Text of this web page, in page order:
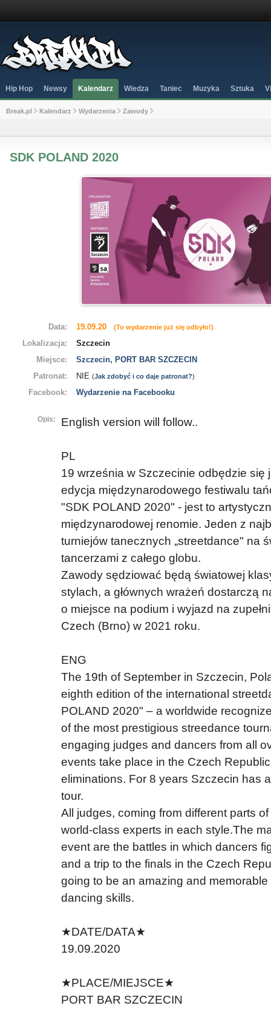
Hip Hop Newsy Kalendarz Wiedza Taniec Muzyka Sztuka
Break.pl Kalendarz Wydarzenia Zawody
SDK POLAND 2020
Data: 19.09.20 (To wydarzenie już się odbyło!)
Lokalizacja:
Szczecin
Miejsce:
Szczecin, PORT BAR SZCZECIN
Patronat:
NIE (Jak zdobyć i co daje patronat?)
Facebook: Wydarzenie na Facebooku
Opis: English version will follow..
PL
19 września w Szczecinie odbędzie się
edycja międzynarodowego festiwalu
"SDK POLAND 2020" - jest to
międzynarodowej renomie. Jeden z
turniejów tanecznych „streetdance" na
tancerzami z całego globu.
Zawody sędziować będą światowej
stylach, a głównych wrażeń dostarczą
o miejsce na podium i wyjazd na
Czech (Brno) w 2021 roku.
ENG
The 19th of September in Szczecin,
eighth edition of the international
POLAND 2020" – a worldwide
of the most prestigious streedance
engaging judges and dancers from all
events take place in the Czech
eliminations. For 8 years Szczecin has
tour.
All judges, coming from different parts
world-class experts in each style.The
event are the battles in which dancers
and a trip to the finals in the Czech
going to be an amazing and
dancing skills.
★DATE/DATA★
19.09.2020
★PLACE/MIEJSCE★
PORT BAR SZCZECIN